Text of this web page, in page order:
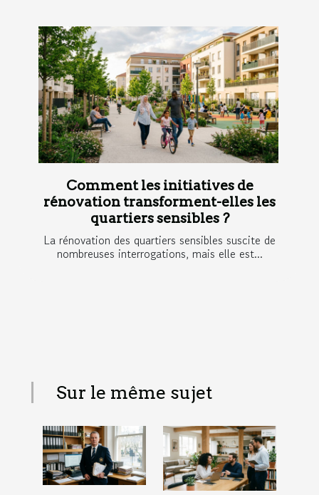
Comment les initiatives de
rénovation transforment-elles les
quartiers sensibles ?
La rénovation des quartiers sensibles suscite de
nombreuses interrogations, mais elle est...
Sur le même sujet